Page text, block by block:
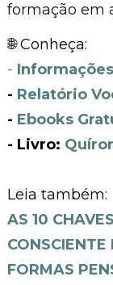
formação em
🌐 Conheça:
-
- Relatório
- Ebooks
- Livro:
Leia também:
AS 10
FORMAS